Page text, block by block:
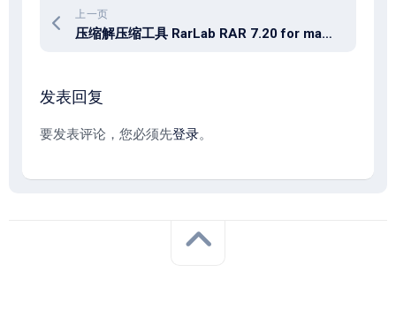
上一页
压缩解压缩工具 RarLab RAR 7.20 for macos
发表回复
要发表评论，您必须先登录。